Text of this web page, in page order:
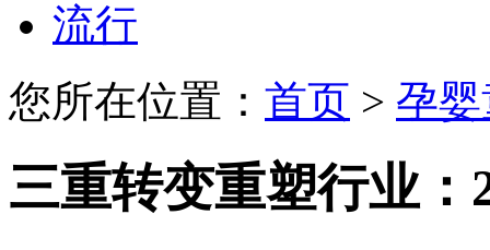
流行
您所在位置： 首页 > 孕
三重转变重塑行业：